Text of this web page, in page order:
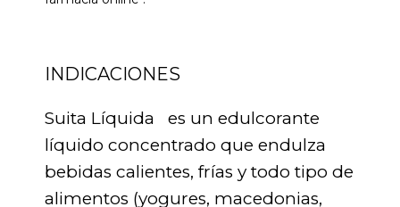
INDICACIONES
Suita Líquida es un edulcorante
líquido concentrado que endulza
bebidas calientes, frías y todo tipo de
alimentos (yogures, macedonias,